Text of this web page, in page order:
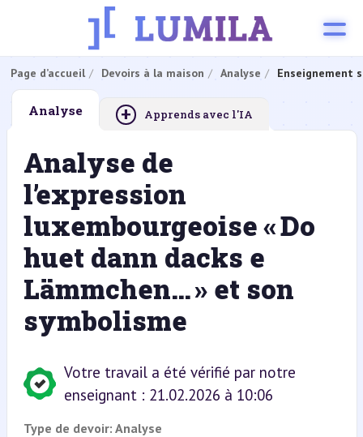
Page d’accueil Devoirs à la maison Analyse Enseignement
Analyse + Apprends avec l'IA
Analyse de
l’expression
luxembourgeoise « Do
huet dann dacks e
Lämmchen… » et son
symbolisme
Votre travail a été vérifié par notre
enseignant : 21.02.2026 à 10:06
Type de devoir: Analyse